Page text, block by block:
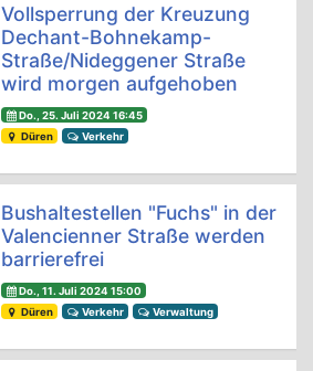
Vollsperrung der Kreuzung
Dechant-Bohnekamp-
Straße/Nideggener Straße
wird morgen aufgehoben
Do., 25. Juli 2024 16:45
Düren
Verkehr
Bushaltestellen "Fuchs" in der
Valencienner Straße werden
barrierefrei
Do., 11. Juli 2024 15:00
Düren
Verkehr Verwaltung